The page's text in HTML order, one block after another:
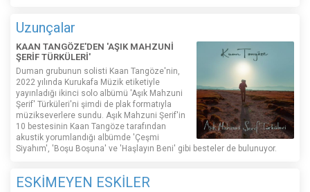
Uzunçalar
KAAN TANGÖZE'DEN 'AŞIK MAHZUNİ
ŞERİF TÜRKÜLERİ'
Duman grubunun solisti Kaan Tangöze'nin,
2022 yılında Kurukafa Müzik etiketiyle
yayınladığı ikinci solo albümü 'Aşık Mahzuni
Şerif' Türküleri'ni şimdi de plak formatıyla
müzikseverlere sundu. Aşık Mahzuni Şerif'in
10 bestesinin Kaan Tangöze tarafından
akustik yorumlandığı albümde 'Çeşmi
Siyahım', 'Boşu Boşuna' ve 'Haşlayın Beni' gibi besteler de bulunuyor.
ESKİMEYEN ESKİLER